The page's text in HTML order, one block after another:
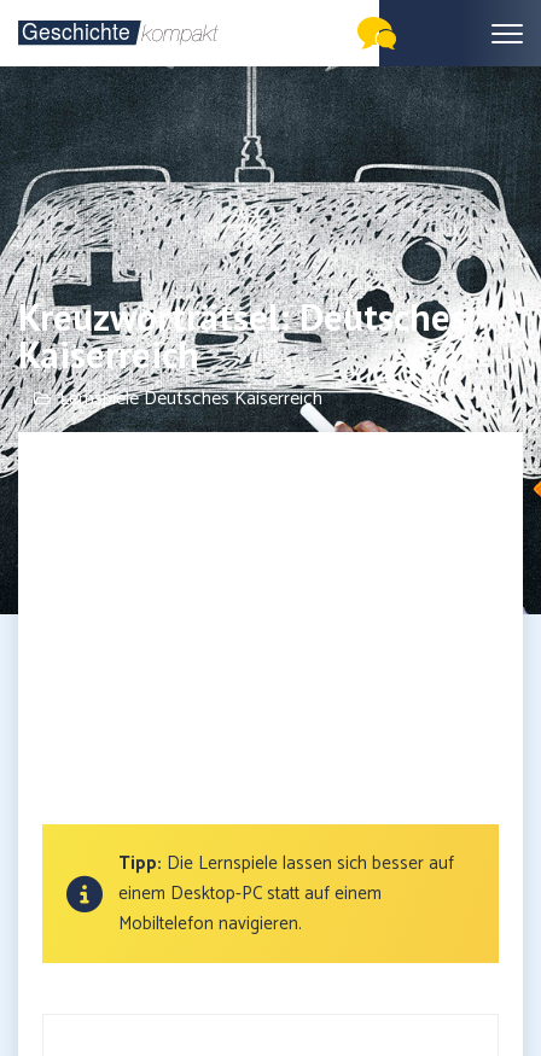
Kreuzworträtsel: Deutsches
Kaiserreich
Lernspiele Deutsches Kaiserreich
Tipp: Die Lernspiele lassen sich besser auf
einem Desktop-PC statt auf einem
Mobiltelefon navigieren.